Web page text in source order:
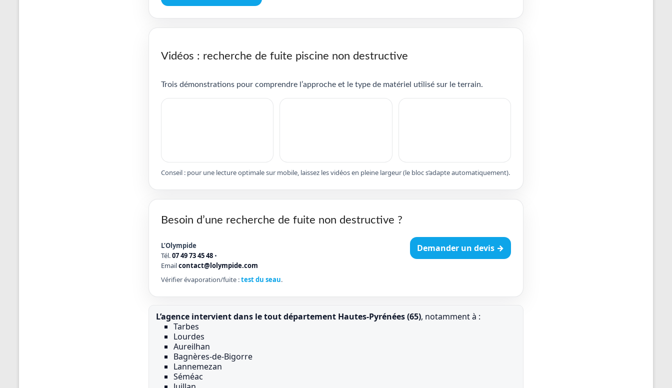
Vidéos : recherche de fuite piscine non destructive
Trois démonstrations pour comprendre l’approche et le type de matériel utilisé sur le terrain.
Conseil : pour une lecture optimale sur mobile, laissez les vidéos en pleine largeur (le bloc s’adapte automatiquement).
Besoin d’une recherche de fuite non destructive ?
L’Olympide
Tél.07 49 73 45 48 •
Emailcontact@lolympide.com
Vérifier évaporation/fuite :test du seau.
Demander un devis →
L’agence intervient dans le tout département Hautes-Pyrénées (65), notamment à :
Tarbes
Lourdes
Aureilhan
Bagnères-de-Bigorre
Lannemezan
Séméac